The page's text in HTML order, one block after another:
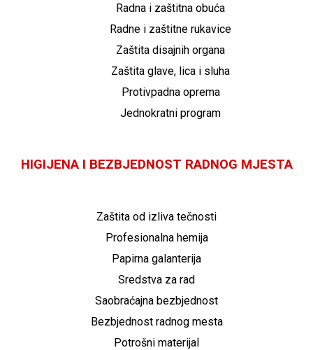
Radna i zaštitna obuća
Radne i zaštitne rukavice
Zaštita disajnih organa
Zaštita glave, lica i sluha
Protivpadna oprema
Jednokratni program
HIGIJENA I BEZBJEDNOST RADNOG MJESTA
Zaštita od izliva tečnosti
Profesionalna hemija
Papirna galanterija
Sredstva za rad
Saobraćajna bezbjednost
Bezbjednost radnog mesta
Potrošni materijal